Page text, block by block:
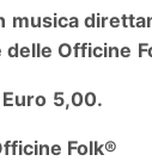
musica
delle Officine
Euro 5,00.
Folk®